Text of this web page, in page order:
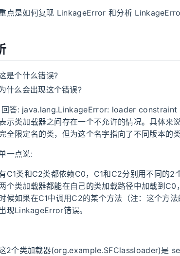
点是如何复现 LinkageError 和分析
是个什么错误?
什么会出现这个错误?
回答: java.lang.LinkageError: loader
示类加载器之间存在一个不允许的情况。具体来
全限定名的类，但为这个名字指向了不同版本的
一点说:
C1类和C2类都依赖C0，C1和C2分别用不同的2
个类加载器都能在自己的类加载路径中加载到C0，
候如果在C1中调用C2的某个方法（注：这个方法
现LinkageError错误。
2个类加载器(org.example.SFClassloader)是